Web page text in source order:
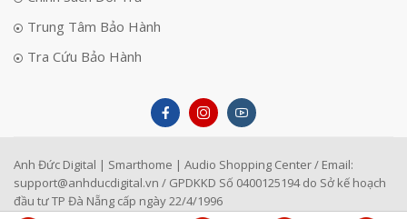
Trung Tâm Bảo Hành
Tra Cứu Bảo Hành
Anh Đức Digital | Smarthome | Audio Shopping Center / Email:
support@anhducdigital.vn / GPDKKD Số 0400125194 do Sở kế hoạch
đầu tư TP Đà Nẵng cấp ngày 22/4/1996